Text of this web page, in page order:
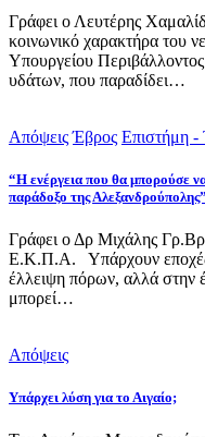
Γράφει ο Λευτέρης
κοινωνικό χαρακτήρα του
Υπουργείου Περιβάλλοντος
υδάτων, που παραδίδει…
Απόψεις Έβρος Επιστήμη -
“Η ενέργεια που θα μπορούσε
παράδοξο της Αλεξανδρούπολης”
Γράφει ο Δρ Μιχάλης
Ε.Κ.Π.Α. Υπάρχουν εποχές
έλλειψη πόρων, αλλά στην
μπορεί…
Απόψεις
Υπάρχει λύση για το Αιγαίο;